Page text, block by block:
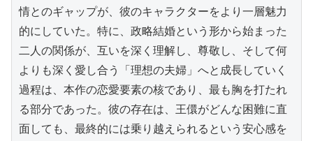
情とのギャップが、彼のキャラクターをより一層魅力
的にしていた。特に、政略結婚という形から始まった
二人の関係が、互いを深く理解し、尊敬し、そして何
よりも深く愛し合う「理想の夫婦」へと成長していく
過程は、本作の恋愛要素の核であり、最も胸を打たれ
る部分であった。彼の存在は、王儇がどんな困難に直
面しても、最終的には乗り越えられるという安心感を